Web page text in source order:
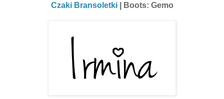
Czaki Bransoletki
| Boots: Gemo